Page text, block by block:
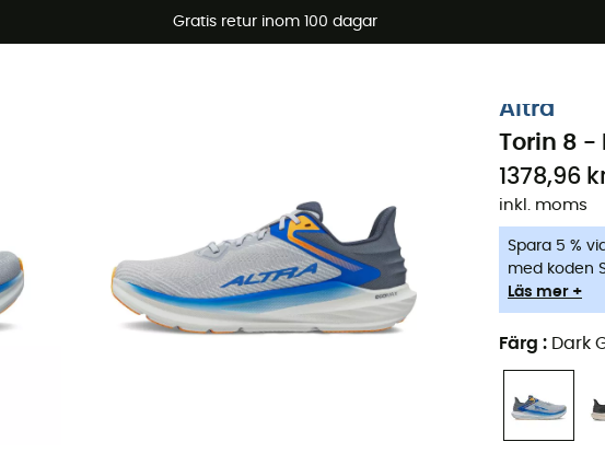
Gratis retur inom 100 dagar
Sommarerbjudanden 🔥 -5 % EXTRA vid köp av 2 produkter* kod Summer5
Altra
Torin 8 -
1378,96
inkl. moms
Spara 5 %
med koden
Läs mer +
Färg : Dark